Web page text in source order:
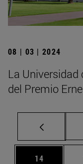
08 | 03 | 2024
La Universidad
del Premio
Página
14